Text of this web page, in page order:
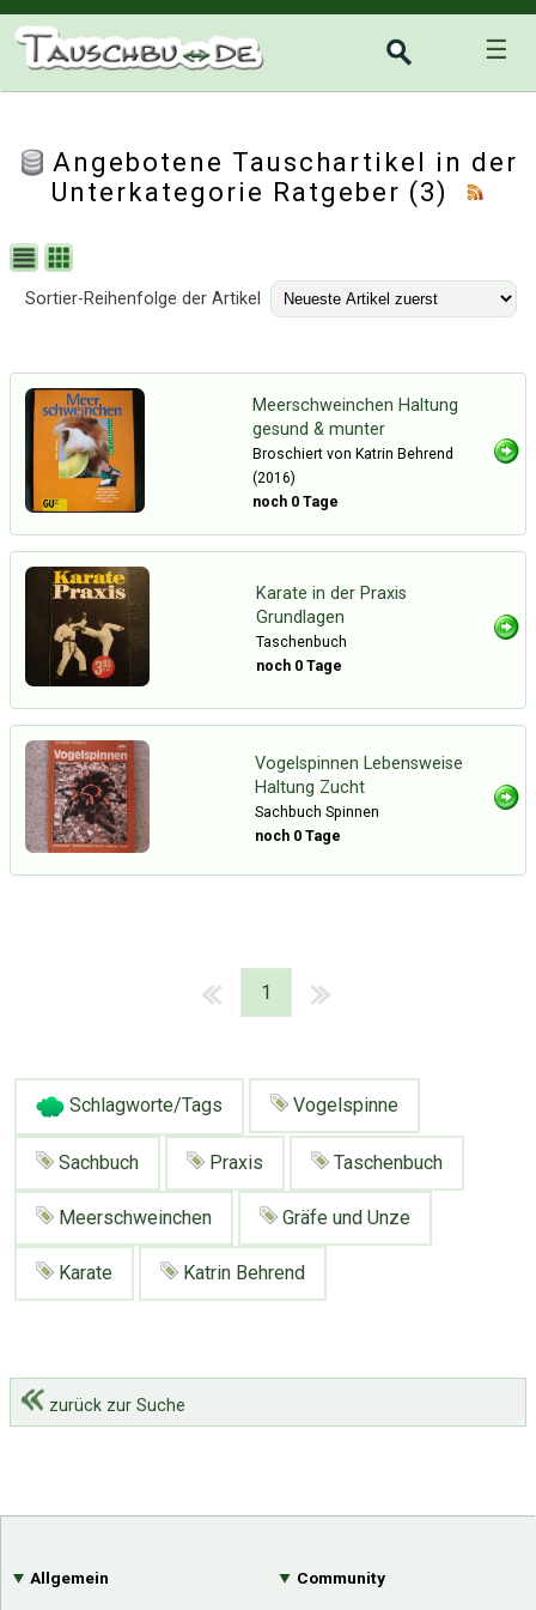
☰
Angebotene Tauschartikel in der
Unterkategorie Ratgeber (3)
Sortier-Reihenfolge der Artikel
Meerschweinchen Haltung
gesund & munter
Broschiert von Katrin Behrend
(2016)
noch 0 Tage
Karate in der Praxis
Grundlagen
Taschenbuch
noch 0 Tage
Vogelspinnen Lebensweise
Haltung Zucht
Sachbuch Spinnen
noch 0 Tage
1
Schlagworte/Tags Vogelspinne
Sachbuch Praxis Taschenbuch
Meerschweinchen Gräfe und Unze
Karate Katrin Behrend
zurück zur Suche
Allgemein Community